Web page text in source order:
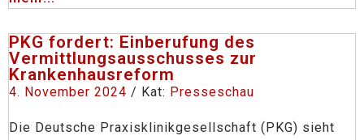
PKG fordert: Einberufung des
Vermittlungsausschusses zur
Krankenhausreform
4. November 2024 / Kat: Presseschau
Die Deutsche Praxisklinikgesellschaft (PKG) sieht